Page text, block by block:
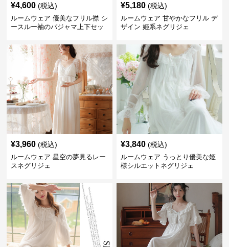
¥4,600 (税込)
ルームウェア 優美なフリル襟 シ
ースルー袖のパジャマ上下セッ
¥5,180 (税込)
ルームウェア 甘やかなフリル デ
ザイン 姫系ネグリジェ
¥3,960 (税込)
ルームウェア 星空の夢見るレー
スネグリジェ
¥3,840 (税込)
ルームウェア うっとり優美な姫
様シルエットネグリジェ